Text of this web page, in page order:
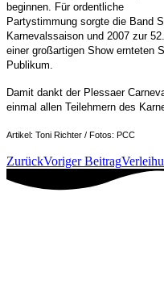
beginnen. Für ordentliche
Partystimmung sorgte die Band
Karnevalssaison und 2007 zur
einer großartigen Show ernteten
Publikum.
Damit dankt der Plessaer
einmal allen Teilehmern des
Artikel: Toni Richter / Fotos: PCC
ZurückVoriger Beitrag